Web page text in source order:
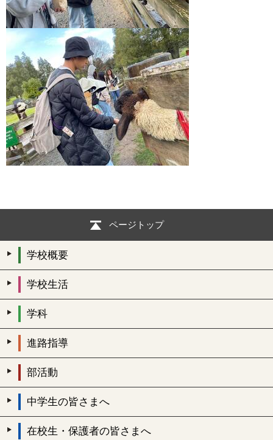
ページトップ
学校概要
学校生活
学科
進路指導
部活動
中学生の皆さまへ
在校生・保護者の皆さまへ